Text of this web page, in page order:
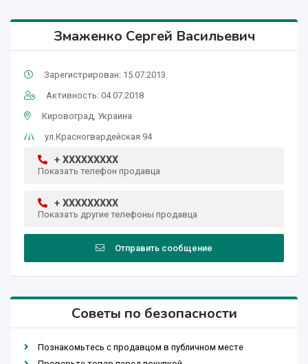
Змаженко Сергей Васильевич
Зарегистрирован: 15.07.2013
Активность: 04.07.2018
Кировоград, Украина
ул.Красногвардейская 94
+ XXXXXXXXX
Показать телефон продавца
+ XXXXXXXXX
Показать другие телефоны продавца
Отправить сообщение
Советы по безопасности
Познакомьтесь с продавцом в публичном месте